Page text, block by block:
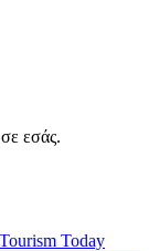
εσάς.
Tourism Today